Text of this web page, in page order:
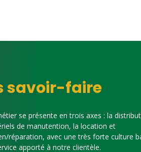
savoir-faire
se présente en trois axes : la
de manutention, la location et
réparation, avec une très forte culture
apporté à notre clientèle.